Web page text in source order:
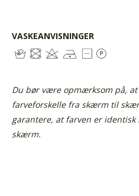
VASKEANVISNINGER
Du bør være opmærksom på,
farveforskelle fra skærm til
garantere, at farven er
skærm.